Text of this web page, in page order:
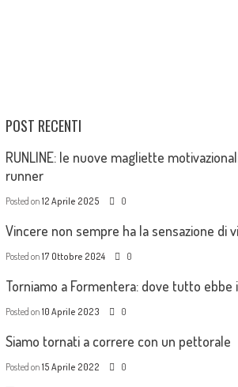
POST RECENTI
RUNLINE: le nuove magliette
runner
Posted on 12 Aprile 2025 0
Vincere non sempre ha la sensazione di
Posted on 17 Ottobre 2024 0
Torniamo a Formentera: dove tutto ebbe
Posted on 10 Aprile 2023 0
Siamo tornati a correre con un pettorale
Posted on 15 Aprile 2022 0